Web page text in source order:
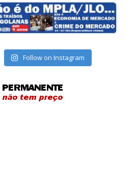
Follow on Instagram